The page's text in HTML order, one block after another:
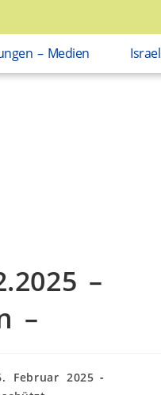
– Medien Israel
–
–
Februar 2025